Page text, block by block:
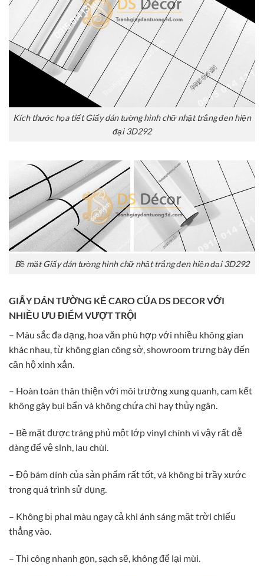
Kích thước họa tiết Giấy dán tường hình chữ nhật trắng đen hiện
đại 3D292
Bề mặt Giấy dán tường hình chữ nhật trắng đen hiện đại 3D292
GIẤY DÁN TƯỜNG KẺ CARO CỦA DS DECOR VỚI
NHIỀU ƯU ĐIỂM VƯỢT TRỘI
– Màu sắc đa dạng, hoa văn phù hợp với nhiều không gian
khác nhau, từ không gian công sở, showroom trưng bày đến
căn hộ xinh xắn.
– Hoàn toàn thân thiện với môi trường xung quanh, cam kết
không gây bụi bẩn và không chứa chì hay thủy ngân.
– Bề mặt được tráng phủ một lớp vinyl chính vì vậy rất dễ
dàng để vệ sinh, lau chùi.
– Độ bám dính của sản phẩm rất tốt, và không bị trầy xước
trong quá trình sử dụng.
– Không bị phai màu ngay cả khi ánh sáng mặt trời chiếu
thẳng vào.
– Thi công nhanh gọn, sạch sẽ, không để lại mùi.